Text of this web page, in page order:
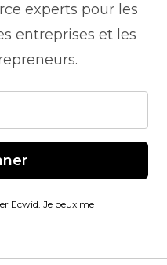
experts pour les
entreprises et les
Ecwid. Je peux me